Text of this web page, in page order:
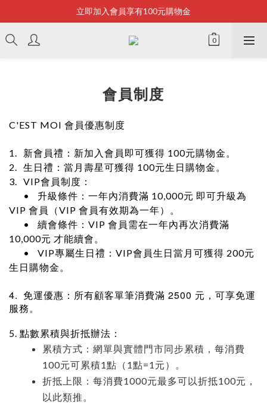
Bonjour~
立即加入會員享有100元購物金
全店滿2500即享免運
會員制度
C'EST MOI 會員優惠制度
1.
新會員禮：新加入會員即可獲得 100元購物金。
2. 生日禮：當月壽星可獲得 100元生日購物金。
3. VIP會員制度：
•
升級條件：一年內消費滿 10,000元 即可升級為
VIP 會員（VIP 會員有效期為一年）。
•
續會條件：VIP 會員需在一年內再次消費滿
10,000元 才能續會。
•
VIP專屬生日禮：VIP會員生日當月可獲得 200元
生日購物金。
4. 免運優惠：所有顧客單筆消費滿 2500 元，可享免運
服務。
5. 點數累積與折抵辦法：
累積方式：網單與實體門市同步累積，每消費
100元可累積1點（1點=1元）。
折抵上限：每消費1000元最多可以折抵100元，
以此類推。